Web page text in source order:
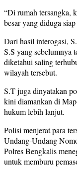
“Di rumah tersangka,
besar yang diduga
Dari hasil interogasi,
S.S yang sebelumnya
diketahui saling
wilayah tersebut.
S.T juga dinyatakan
kini diamankan di
hukum lebih lanjut.
Polisi menjerat para
Undang-Undang
Polres Bengkalis
untuk memburu